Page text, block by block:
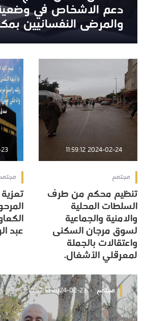
دعم الاشخاص في
والمرضى النفسانيين
2024-02-24 11:59:12
مجتمع
تنظيم محكم من طرف
السلطات المحلية
والامنية والجماعية
لسوق مرجان السكنى
واعتقالات بالجملة
لمعرقلي الأشغال.
عبد
مجتمع 2024-02-23 10:52:51